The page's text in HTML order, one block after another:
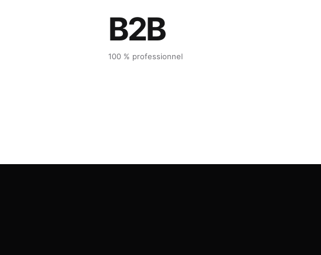
B2B
100 % professionnel